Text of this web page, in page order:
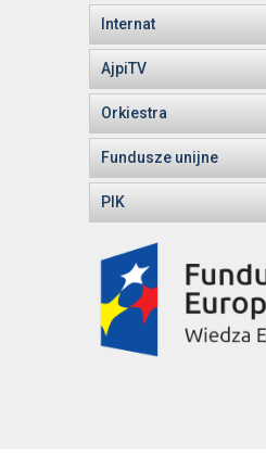
Internat
AjpiTV
Orkiestra
Fundusze unijne
PIK